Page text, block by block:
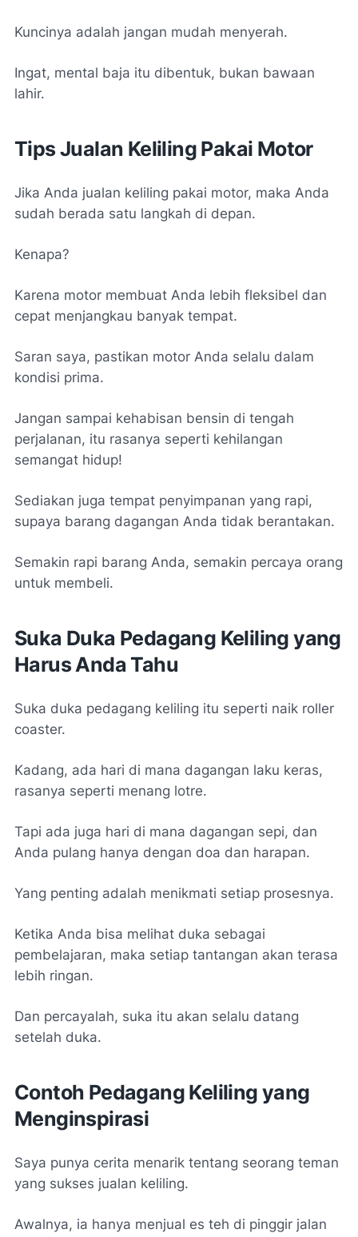
Kuncinya adalah jangan mudah menyerah.
Ingat, mental baja itu dibentuk, bukan bawaan
lahir.
Tips Jualan Keliling Pakai Motor
Jika Anda jualan keliling pakai motor, maka Anda
sudah berada satu langkah di depan.
Kenapa?
Karena motor membuat Anda lebih fleksibel dan
cepat menjangkau banyak tempat.
Saran saya, pastikan motor Anda selalu dalam
kondisi prima.
Jangan sampai kehabisan bensin di tengah
perjalanan, itu rasanya seperti kehilangan
semangat hidup!
Sediakan juga tempat penyimpanan yang rapi,
supaya barang dagangan Anda tidak berantakan.
Semakin rapi barang Anda, semakin percaya orang
untuk membeli.
Suka Duka Pedagang Keliling yang
Harus Anda Tahu
Suka duka pedagang keliling itu seperti naik roller
coaster.
Kadang, ada hari di mana dagangan laku keras,
rasanya seperti menang lotre.
Tapi ada juga hari di mana dagangan sepi, dan
Anda pulang hanya dengan doa dan harapan.
Yang penting adalah menikmati setiap prosesnya.
Ketika Anda bisa melihat duka sebagai
pembelajaran, maka setiap tantangan akan terasa
lebih ringan.
Dan percayalah, suka itu akan selalu datang
setelah duka.
Contoh Pedagang Keliling yang
Menginspirasi
Saya punya cerita menarik tentang seorang teman
yang sukses jualan keliling.
Awalnya, ia hanya menjual es teh di pinggir jalan